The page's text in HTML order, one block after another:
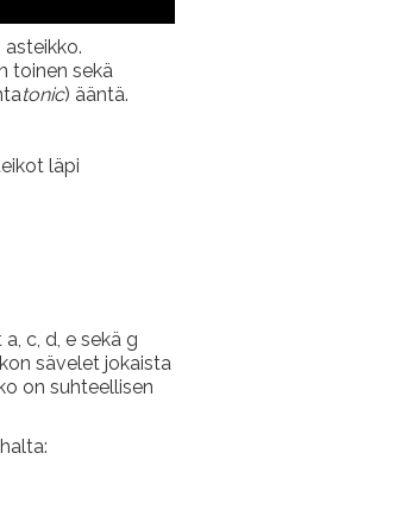
asteikko.
toinen sekä
tonic) ääntä.
läpi
c, d, e sekä g
sävelet jokaista
on suhteellisen